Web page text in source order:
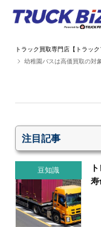
幼稚園バスは高価買取の対
注目記事
豆知識
寿